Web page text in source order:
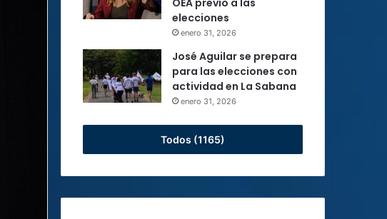
OEA previo a las
elecciones
enero 31, 2026
José Aguilar se prepara
para las elecciones con
actividad en La Sabana
enero 31, 2026
Todos (1165)